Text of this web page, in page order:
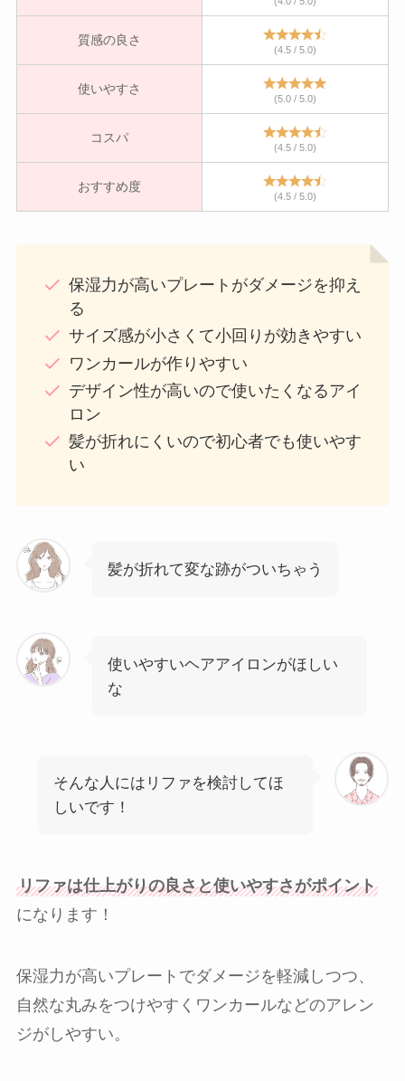
質感の良さ
(4.5 / 5.0)
使いやすさ
(5.0 / 5.0)
コスパ
(4.5 / 5.0)
おすすめ度
(4.5 / 5.0)
保湿力が高いプレートがダメージを抑え
る
サイズ感が小さくて小回りが効きやすい
ワンカールが作りやすい
デザイン性が高いので使いたくなるアイ
ロン
髪が折れにくいので初心者でも使いやす
い
髪が折れて変な跡がついちゃう
使いやすいヘアアイロンがほしい
な
そんな人にはリファを検討してほ
しいです！
リファは仕上がりの良さと使いやすさがポイント
になります！
保湿力が高いプレートでダメージを軽減しつつ、
自然な丸みをつけやすくワンカールなどのアレン
ジがしやすい。